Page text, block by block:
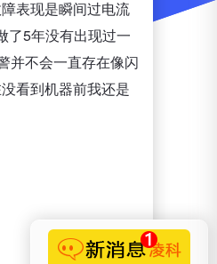
表现是瞬间过电流
了5年没有出现过一
并不会一直存在像闪
看到机器前我还是